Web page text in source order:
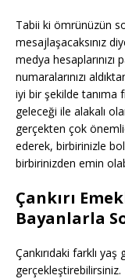
Tabii ki ömrünüzün
mesajlaşacaksınız
medya
numaralarınızı
iyi bir şekilde tanıma
geleceği ile alakalı
gerçekten çok
ederek, birbirinizle
birbirinizden emin
Çankırı
Bayanlarla
Çankırıdaki farklı
gerçekleştirebilirsiniz.